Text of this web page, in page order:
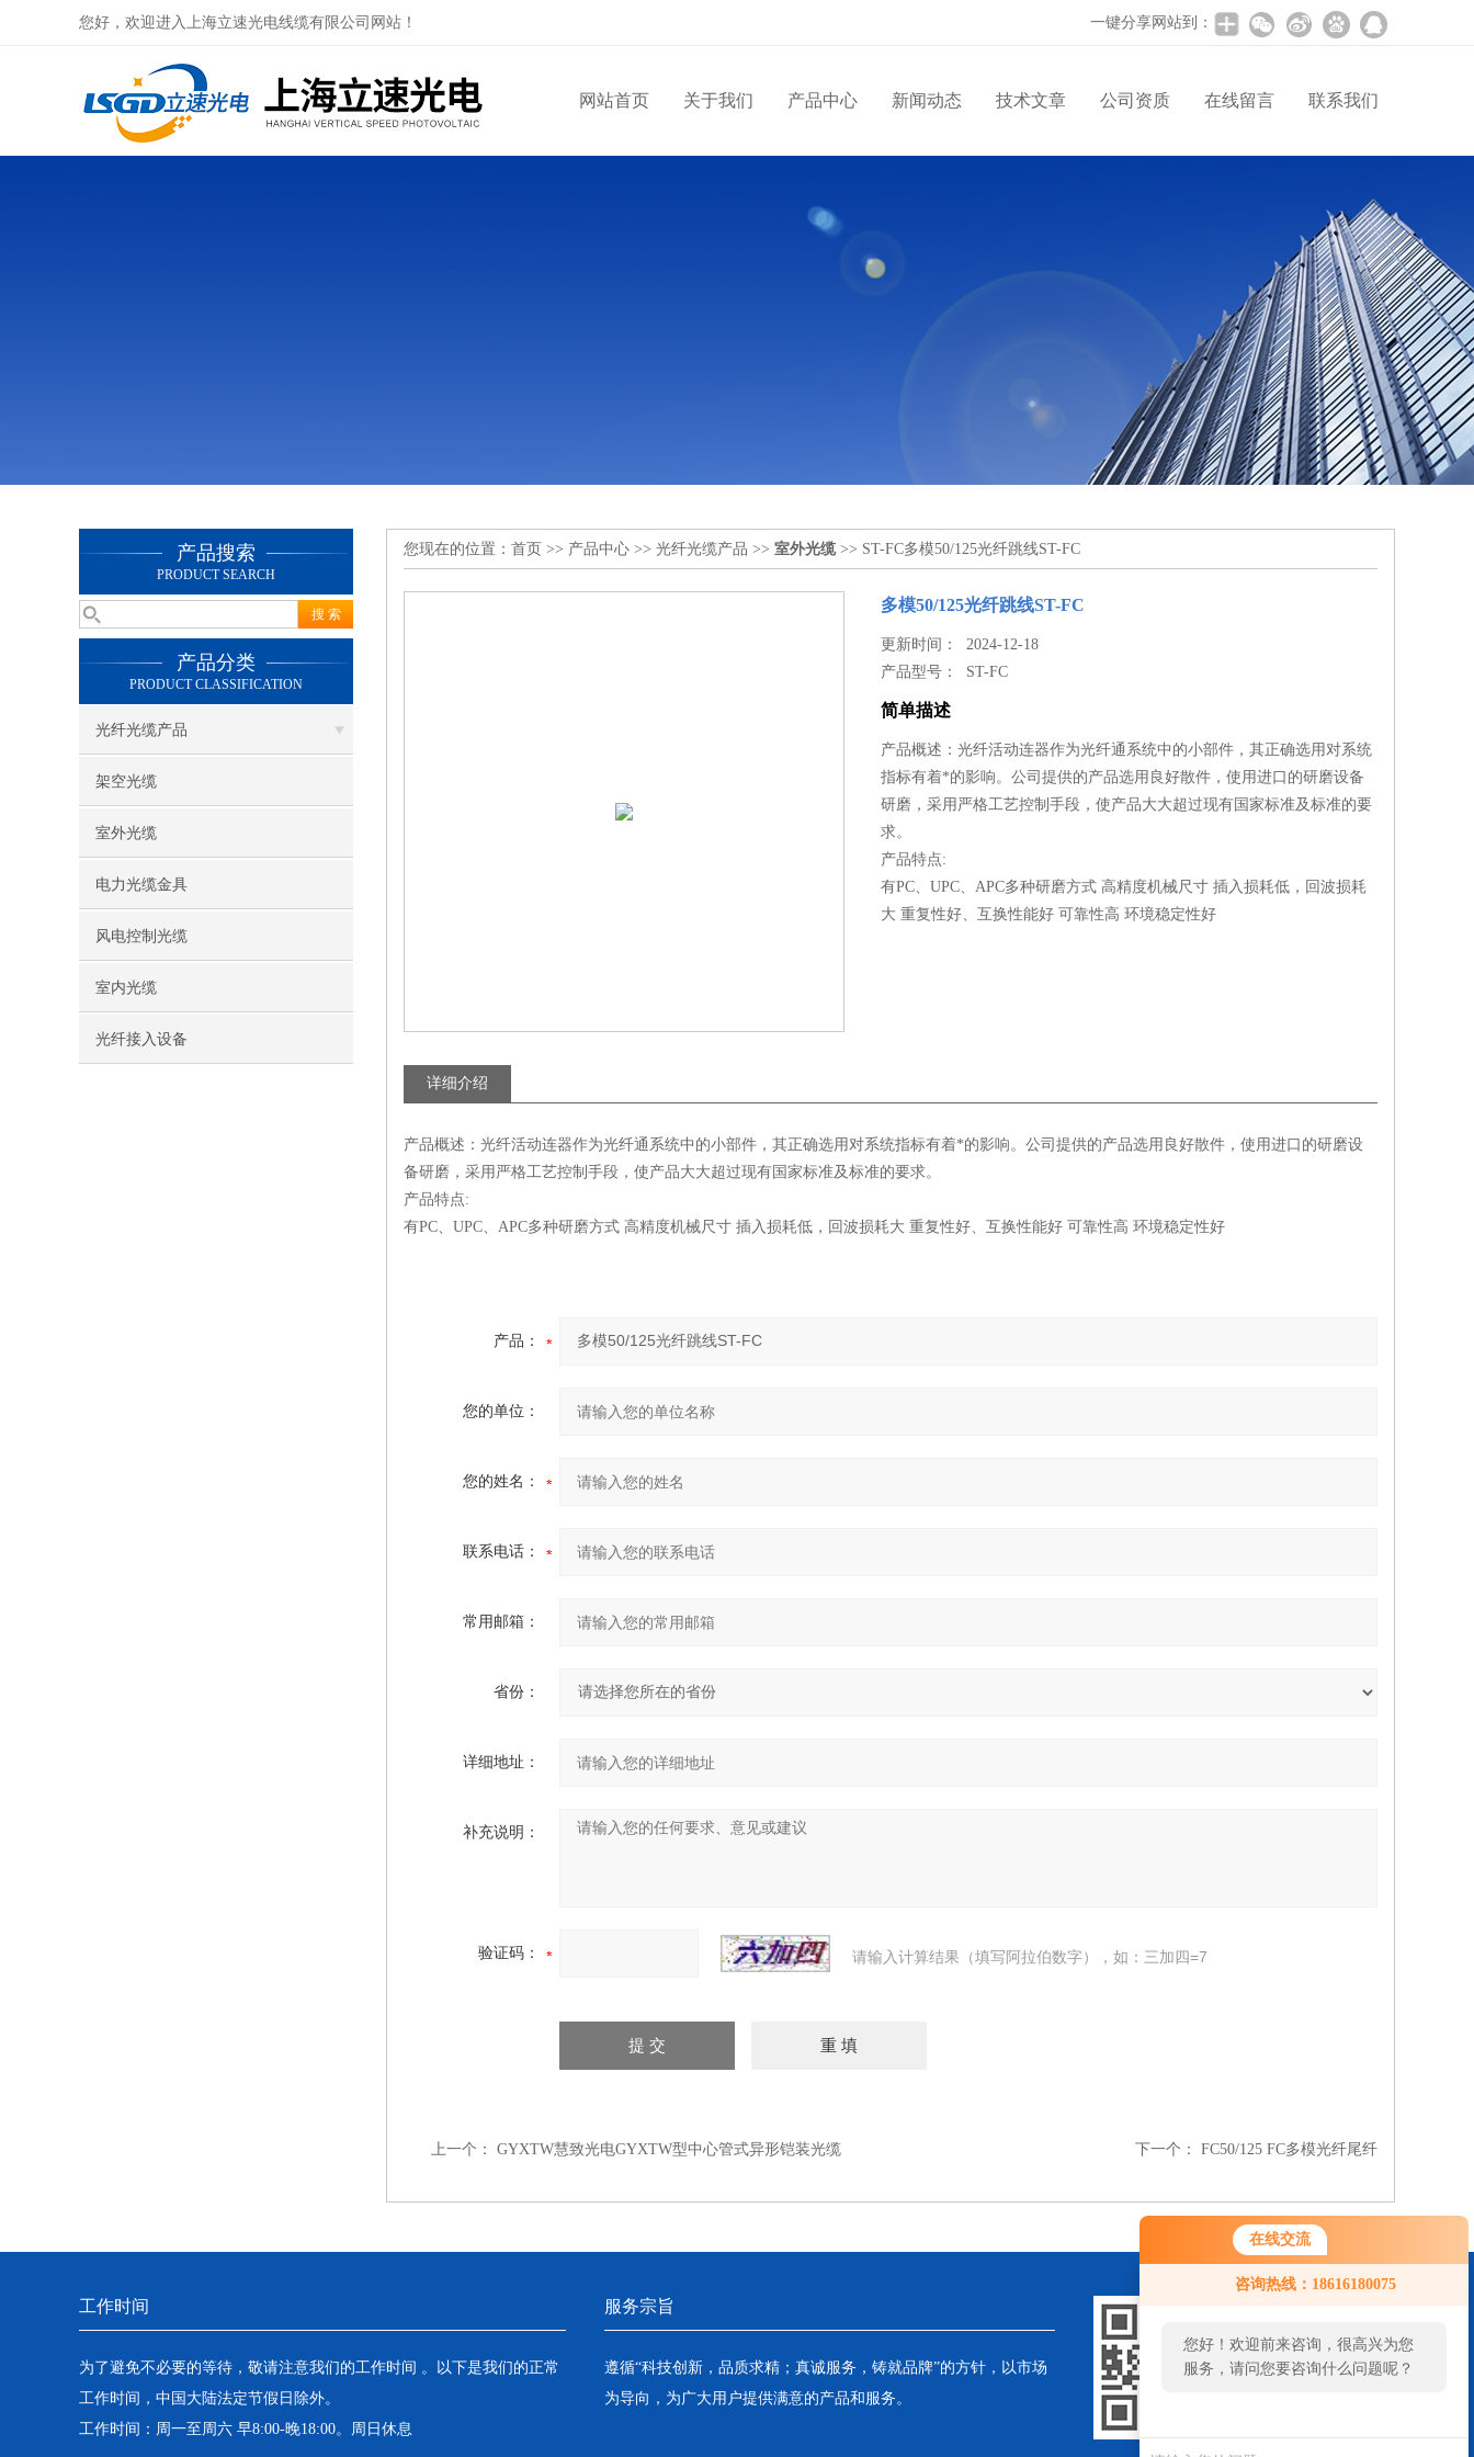
在线交流
咨询热线：18616180075
您好！欢迎前来咨询，很高兴为您
服务，请问您要咨询什么问题呢？
您好，欢迎进入上海立速光电线缆有限公司网站！ 一键分享网站到：
网站首页 关于我们 产品中心 新闻动态 技术文章 公司资质 在线留言 联系我们
产品搜索
PRODUCT SEARCH
产品分类
PRODUCT CLASSIFICATION
光纤光缆产品
架空光缆
室外光缆
电力光缆金具
风电控制光缆
室内光缆
光纤接入设备
您现在的位置： 首页 >> 产品中心 >> 光纤光缆产品 >> 室外光缆>> ST-FC多模50/125光纤跳线ST-FC
多模50/125光纤跳线ST-FC
更新时间： 2024-12-18
产品型号： ST-FC
简单描述
产品概述：光纤活动连器作为光纤通系统中的小部件，其正确选用对系统
指标有着*的影响。公司提供的产品选用良好散件，使用进口的研磨设备
研磨，采用严格工艺控制手段，使产品大大超过现有国家标准及标准的要
求。
产品特点:
有PC、UPC、APC多种研磨方式 高精度机械尺寸 插入损耗低，回波损耗
大 重复性好、互换性能好 可靠性高 环境稳定性好
详细介绍
产品概述：光纤活动连器作为光纤通系统中的小部件，其正确选用对系统指标有着*的影响。公司提供的产品选用良好散件，使用进口的研磨设
备研磨，采用严格工艺控制手段，使产品大大超过现有国家标准及标准的要求。
产品特点:
有PC、UPC、APC多种研磨方式 高精度机械尺寸 插入损耗低，回波损耗大 重复性好、互换性能好 可靠性高 环境稳定性好
产品：
您的单位：
您的姓名：
联系电话：
常用邮箱：
省份：
详细地址：
补充说明：
验证码： 请输入计算结果（填写阿拉伯数字），如：三加四=7
上一个： GYXTW慧致光电GYXTW型中心管式异形铠装光缆 下一个： FC50/125 FC多模光纤尾纤
工作时间
为了避免不必要的等待，敬请注意我们的工作时间 。以下是我们的正常
工作时间，中国大陆法定节假日除外。
工作时间：周一至周六 早8:00-晚18:00。周日休息
服务宗旨
遵循“科技创新，品质求精；真诚服务，铸就品牌”的方针，以市场
为导向，为广大用户提供满意的产品和服务。